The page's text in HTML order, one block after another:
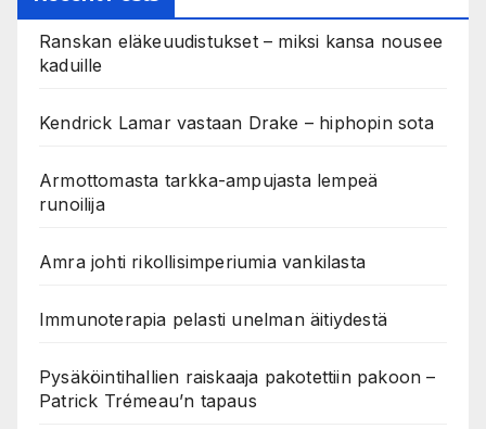
Ranskan eläkeuudistukset – miksi kansa nousee
kaduille
Kendrick Lamar vastaan Drake – hiphopin sota
Armottomasta tarkka-ampujasta lempeä
runoilija
Amra johti rikollisimperiumia vankilasta
Immunoterapia pelasti unelman äitiydestä
Pysäköintihallien raiskaaja pakotettiin pakoon –
Patrick Trémeau’n tapaus